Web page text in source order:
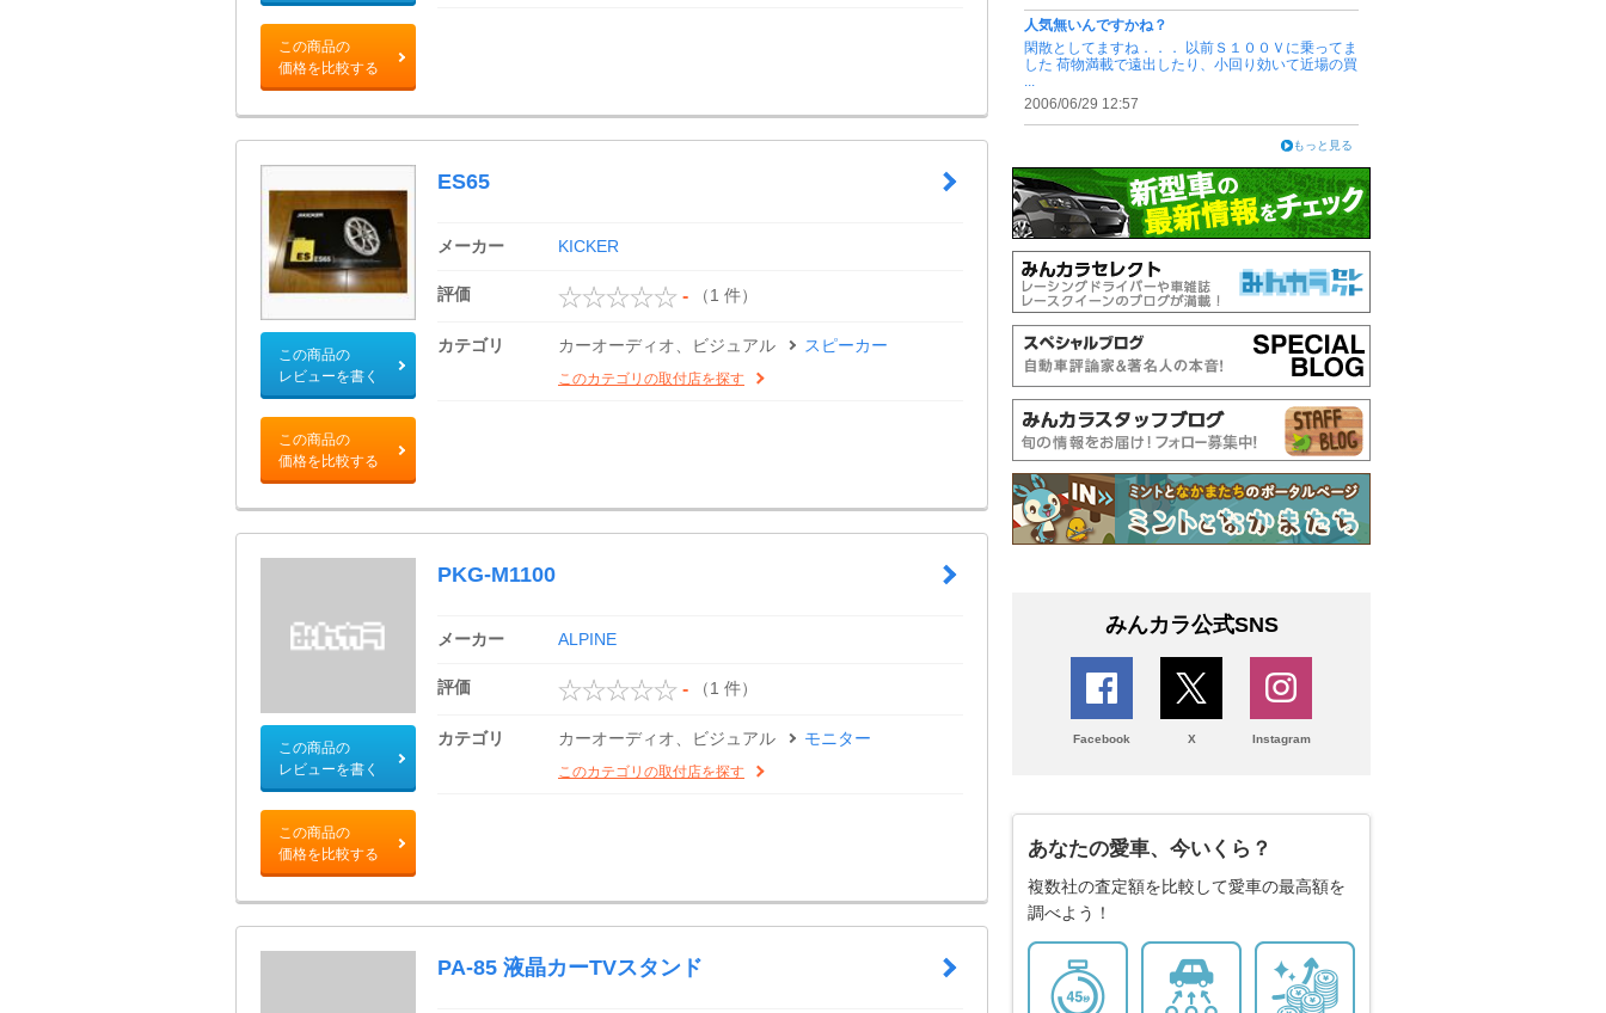
この商品の
価格を比較する
この商品の
レビューを書く
この商品の
価格を比較する
ES65
メーカー KICKER
評価 - （1 件）
カテゴリ カーオーディオ、ビジュアル スピーカー
このカテゴリの取付店を探す
この商品の
レビューを書く
この商品の
価格を比較する
PKG-M1100
メーカー ALPINE
評価 - （1 件）
カテゴリ カーオーディオ、ビジュアル モニター
このカテゴリの取付店を探す
PA-85 液晶カーTVスタンド
人気無いんですかね？
閑散としてますね．．． 以前Ｓ１００Ｖに乗ってま
した 荷物満載で遠出したり、小回り効いて近場の買
...
2006/06/29 12:57
もっと見る
みんカラ公式SNS
Facebook X Instagram
あなたの愛車、今いくら？
複数社の査定額を比較して愛車の最高額を
調べよう！